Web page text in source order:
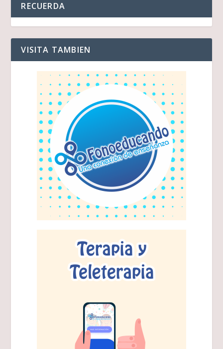
RECUERDA
VISITA TAMBIEN